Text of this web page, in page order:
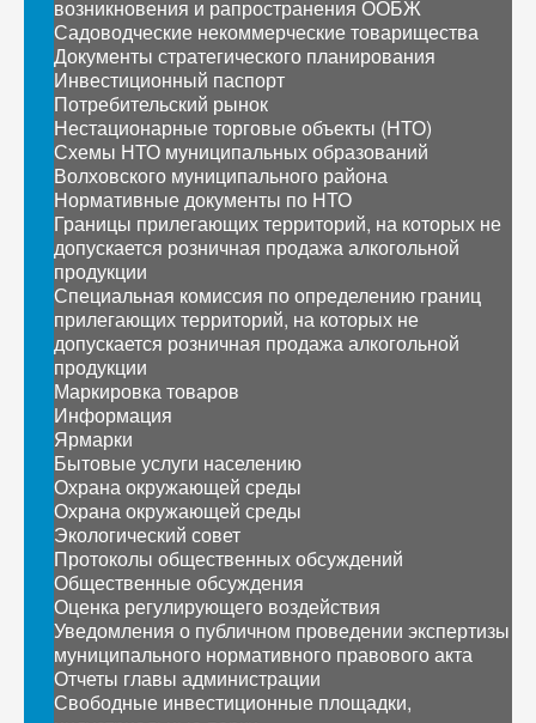
возникновения и рапространения ООБЖ
Садоводческие некоммерческие товарищества
Документы стратегического планирования
Инвестиционный паспорт
Потребительский рынок
Нестационарные торговые объекты (НТО)
Схемы НТО муниципальных образований
Волховского муниципального района
Нормативные документы по НТО
Границы прилегающих территорий, на которых не
допускается розничная продажа алкогольной
продукции
Специальная комиссия по определению границ
прилегающих территорий, на которых не
допускается розничная продажа алкогольной
продукции
Маркировка товаров
Информация
Ярмарки
Бытовые услуги населению
Охрана окружающей среды
Охрана окружающей среды
Экологический совет
Протоколы общественных обсуждений
Общественные обсуждения
Оценка регулирующего воздействия
Уведомления о публичном проведении экспертизы
муниципального нормативного правового акта
Отчеты главы администрации
Свободные инвестиционные площадки,